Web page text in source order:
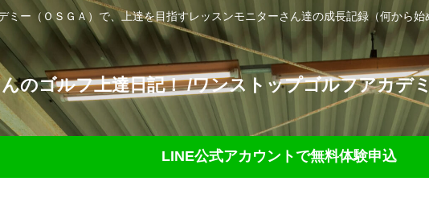
ミー（ＯＳＧＡ）で、上達を目指すレッスンモニターさん達の成長記録（何から
のゴルフ上達日記！ /ワンストップゴルフアカデ
LINE公式アカウントで無料体験申込